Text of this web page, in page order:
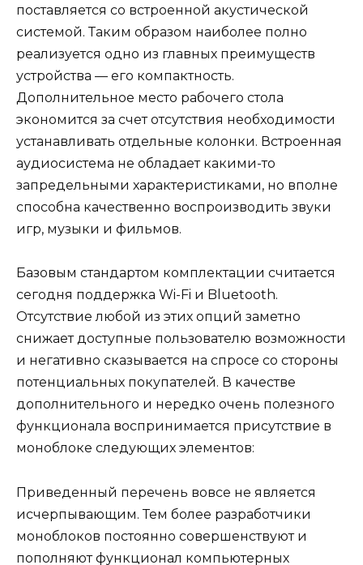
поставляется со встроенной акустической
системой. Таким образом наиболее полно
реализуется одно из главных преимуществ
устройства — его компактность.
Дополнительное место рабочего стола
экономится за счет отсутствия необходимости
устанавливать отдельные колонки. Встроенная
аудиосистема не обладает какими-то
запредельными характеристиками, но вполне
способна качественно воспроизводить звуки
игр, музыки и фильмов.
Базовым стандартом комплектации считается
сегодня поддержка Wi-Fi и Bluetooth.
Отсутствие любой из этих опций заметно
снижает доступные пользователю возможности
и негативно сказывается на спросе со стороны
потенциальных покупателей. В качестве
дополнительного и нередко очень полезного
функционала воспринимается присутствие в
моноблоке следующих элементов:
Приведенный перечень вовсе не является
исчерпывающим. Тем более разработчики
моноблоков постоянно совершенствуют и
пополняют функционал компьютерных